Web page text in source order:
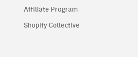
Affiliate Program
Shopify Collective